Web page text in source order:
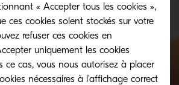
entre êtres
« Accepter tous les cookies »,
ces cookies soient stockés sur votre
refuser ces cookies en
uniquement les cookies
ce cas, vous nous autorisez à placer
nécessaires à l'affichage correct